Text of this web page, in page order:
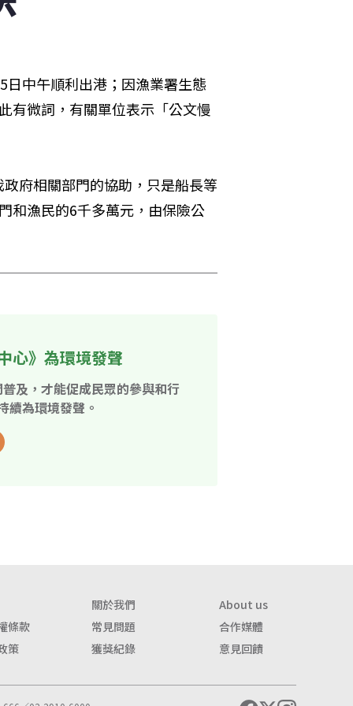
中午順利出港；因漁業署生態
有微詞，有關單位表示「公文慢
府相關部門的協助，只是船長等
和漁民的6千多萬元，由保險公
心》為環境發聲
及，才能促成民眾的參與和行
續為環境發聲。
關於我們
About us
條款
常見問題
合作媒體
策
獲獎紀錄 意見回饋